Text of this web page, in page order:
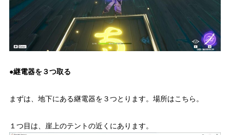
●継電器を３つ取る
まずは、地下にある継電器を３つとります。場所はこちら。
１つ目は、崖上のテントの近くにあります。